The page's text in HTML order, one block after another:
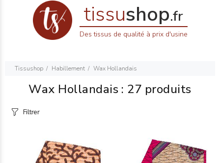
tissushop.fr
Des tissus de qualité à prix d'usine
Tissushop Habillement Wax Hollandais
Wax Hollandais : 27 produits
Filtrer